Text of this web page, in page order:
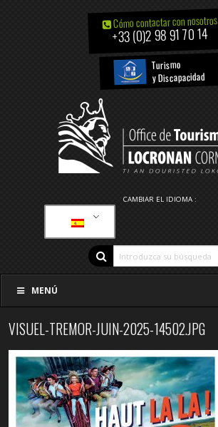
Cómo contactar con nosotros
+33 (0)2 98 91 70 14
Turismo
y Discapacidad
CAMBIAR EL IDIOMA :
MENÚ
VISUEL-TREMOR-JUIN-2025-14502.JPG